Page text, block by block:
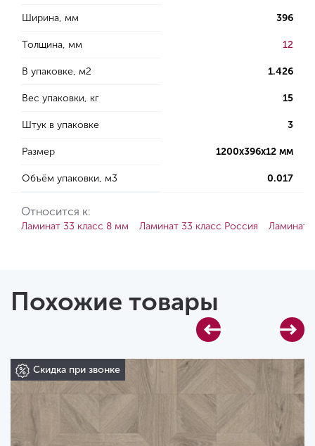
Ширина, мм 396
Толщина, мм 12
В упаковке, м2 1.426
Вес упаковки, кг 15
Штук в упаковке 3
Размер 1200х396х12 мм
Объём упаковки, м3 0.017
Относится к:
Ламинат 33 класс 8 мм Ламинат 33 класс Россия Ламинат
Похожие товары
Скидка при звонке